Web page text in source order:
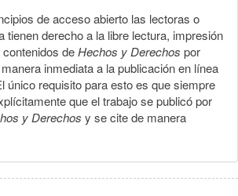
de acceso abierto las lectoras o
tienen derecho a la libre lectura, impresión
deHechos y Derechos por
inmediata a la publicación en línea
único requisito para esto es que siempre
que el trabajo se publicó por
y Derechos y se cite de manera